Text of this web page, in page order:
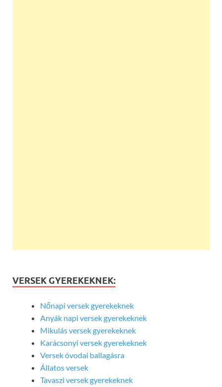
VERSEK GYEREKEKNEK:
Nőnapi versek gyerekeknek
Anyák napi versek gyerekeknek
Mikulás versek gyerekeknek
Karácsonyi versek gyerekeknek
Versek óvodai ballagásra
Állatos versek
Tavaszi versek gyerekeknek